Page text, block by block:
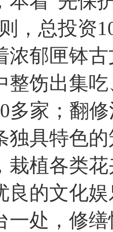
，总投资
浓郁匣钵
整饬出集
多家；翻
独具特色
栽植各类
良的文化
一处，修